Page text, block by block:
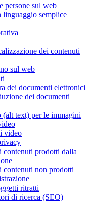
persone sul web
linguaggio semplice
dei contenuti
sul web
dei documenti elettronici
dei documenti
(alt text) per le immagini
video
contenuti prodotti dalla
contenuti non prodotti
ritratti
di ricerca (SEO)